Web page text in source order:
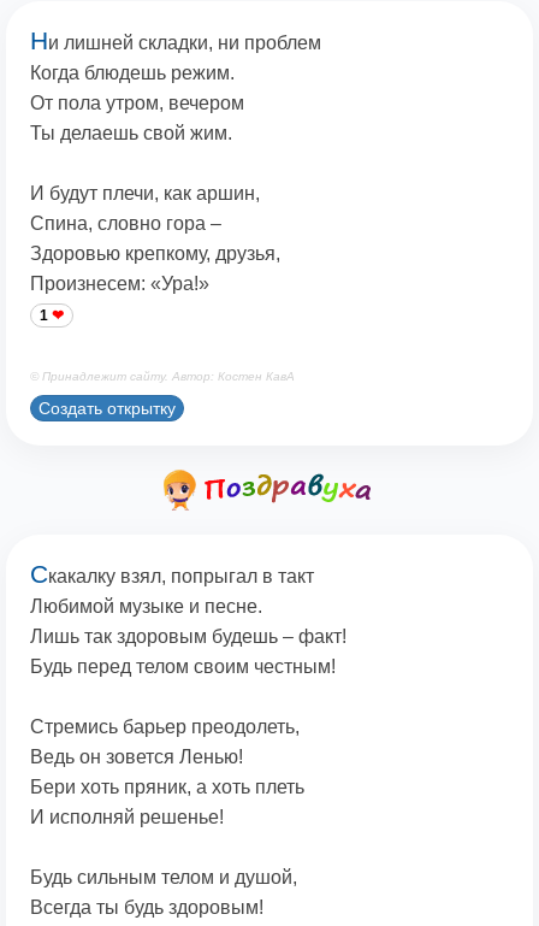
Ни лишней складки, ни проблем
Когда блюдешь режим.
От пола утром, вечером
Ты делаешь свой жим.
И будут плечи, как аршин,
Спина, словно гора –
Здоровью крепкому, друзья,
Произнесем: «Ура!»
1
© Принадлежит сайту. Автор: Костен КавА
Создать открытку
Скакалку взял, попрыгал в такт
Любимой музыке и песне.
Лишь так здоровым будешь – факт!
Будь перед телом своим честным!
Стремись барьер преодолеть,
Ведь он зовется Ленью!
Бери хоть пряник, а хоть плеть
И исполняй решенье!
Будь сильным телом и душой,
Всегда ты будь здоровым!